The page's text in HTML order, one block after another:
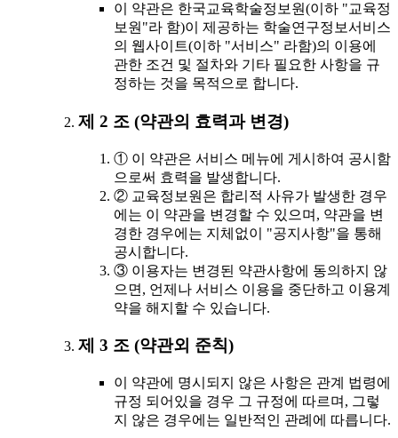
이 약관은 한국교육학술정보원(이하 "교육정
보원"라 함)이 제공하는 학술연구정보서비스
의 웹사이트(이하 "서비스" 라함)의 이용에
관한 조건 및 절차와 기타 필요한 사항을 규
정하는 것을 목적으로 합니다.
제 2 조 (약관의 효력과 변경)
① 이 약관은 서비스 메뉴에 게시하여 공시함
으로써 효력을 발생합니다.
② 교육정보원은 합리적 사유가 발생한 경우
에는 이 약관을 변경할 수 있으며, 약관을 변
경한 경우에는 지체없이 "공지사항"을 통해
공시합니다.
③ 이용자는 변경된 약관사항에 동의하지 않
으면, 언제나 서비스 이용을 중단하고 이용계
약을 해지할 수 있습니다.
제 3 조 (약관외 준칙)
이 약관에 명시되지 않은 사항은 관계 법령에
규정 되어있을 경우 그 규정에 따르며, 그렇
지 않은 경우에는 일반적인 관례에 따릅니다.